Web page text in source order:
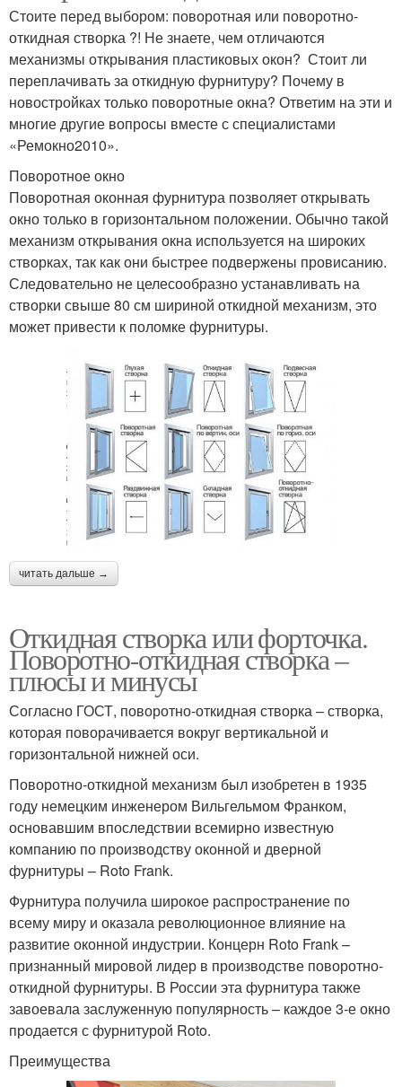
Стоите перед выбором: поворотная или поворотно-
откидная створка ?! Не знаете, чем отличаются
механизмы открывания пластиковых окон? Стоит ли
переплачивать за откидную фурнитуру? Почему в
новостройках только поворотные окна? Ответим на эти и
многие другие вопросы вместе с специалистами
«Ремокно2010».
Поворотное окно
Поворотная оконная фурнитура позволяет открывать
окно только в горизонтальном положении. Обычно такой
механизм открывания окна используется на широких
створках, так как они быстрее подвержены провисанию.
Следовательно не целесообразно устанавливать на
створки свыше 80 см шириной откидной механизм, это
может привести к поломке фурнитуры.
читать дальше →
Откидная створка или форточка.
Поворотно-откидная створка –
плюсы и минусы
Согласно ГОСТ, поворотно-откидная створка – створка,
которая поворачивается вокруг вертикальной и
горизонтальной нижней оси.
Поворотно-откидной механизм был изобретен в 1935
году немецким инженером Вильгельмом Франком,
основавшим впоследствии всемирно известную
компанию по производству оконной и дверной
фурнитуры – Roto Frank.
Фурнитура получила широкое распространение по
всему миру и оказала революционное влияние на
развитие оконной индустрии. Концерн Roto Frank –
признанный мировой лидер в производстве поворотно-
откидной фурнитуры. В России эта фурнитура также
завоевала заслуженную популярность – каждое 3-е окно
продается с фурнитурой Roto.
Преимущества